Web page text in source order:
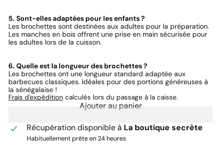
5. Sont-elles adaptées pour les enfants ?
Les brochettes sont destinées aux adultes pour la préparation.
Les manches en bois offrent une prise en main sécurisée pour
les adultes lors de la cuisson.
6. Quelle est la longueur des brochettes ?
Les brochettes ont une longueur standard adaptée aux
barbecues classiques. Idéales pour des portions généreuses à
la sénégalaise !
Frais d'expédition calculés lors du passage à la caisse.
Ajouter au panier
Récupération disponible à La boutique secrète
Habituellement prête en 24 heures